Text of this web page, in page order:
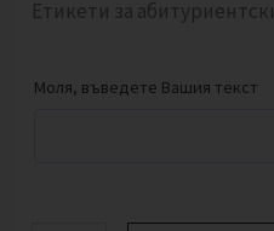
Етикети за
Моля, въведете Вашия текст